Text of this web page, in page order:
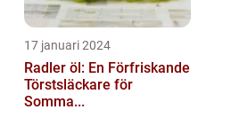
17 januari 2024
Radler öl: En Förfriskande
Törstsläckare för
Somma...